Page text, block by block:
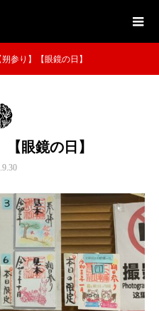
朔参り】【眼鏡の日】
眼鏡の日】